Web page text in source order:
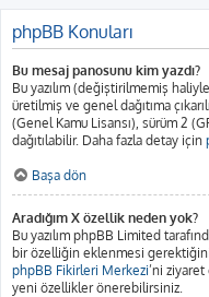
phpBB Konuları
Bu mesaj panosunu kim yazdı?
Bu yazılım (değiştirilmemiş
üretilmiş ve genel dağıtıma
(Genel Kamu Lisansı), sürüm 2
dağıtılabilir. Daha fazla detay için
Başa dön
Aradığım X özellik neden yok?
Bu yazılım phpBB Limited
bir özelliğin eklenmesi
phpBB Fikirleri Merkezi’ni
yeni özellikler önerebilirsiniz.